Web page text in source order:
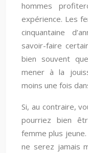
hommes
expérience. Les
cinquantaine
savoir-faire
bien souvent
mener à la
moins une fois
Si, au contraire,
pourriez bien
femme plus
ne serez jamais